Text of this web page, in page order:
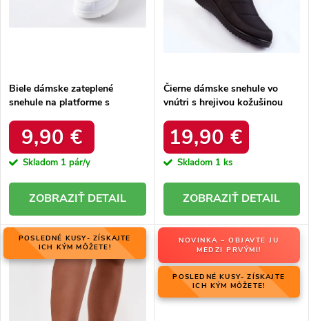
Biele dámske zateplené
snehule na platforme s
WHITE
9,90 €
Skladom 1 pár/y
DETAIL
Čierne dámske snehule vo
vnútri s hrejivou kožušinou
BLACK
19,90 €
Skladom 1 ks
DETAIL
POSLEDNÉ KUSY- ZÍSKAJTE
ICH KÝM MÔŽETE!
NOVINKA – OBJAVTE JU
MEDZI PRVÝMI!
POSLEDNÉ KUSY- ZÍSKAJTE
ICH KÝM MÔŽETE!